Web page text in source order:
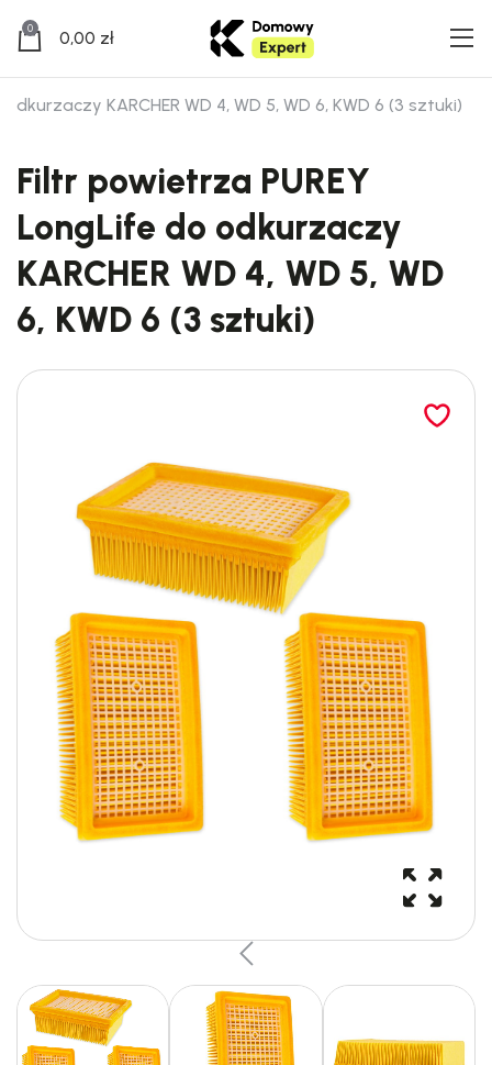
0 0,00 zł
KARCHER WD 4, WD 5, WD 6, KWD 6 (3 sztuki)
Filtr powietrza PUREY
LongLife do odkurzaczy
KARCHER WD 4, WD 5, WD
6, KWD 6 (3 sztuki)